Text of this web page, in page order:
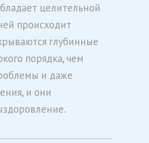
целительной
происходит
глубинные
порядка, чем
и даже
и они